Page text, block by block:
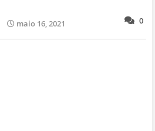
0
maio 16, 2021